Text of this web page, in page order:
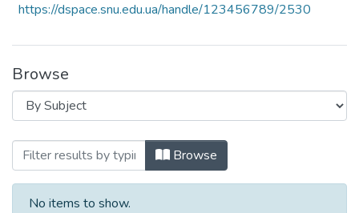
https://dspace.snu.edu.ua/handle/123456789/2530
Browse
Browsing Автореферати (КПУФЖ) by
Browse
No items to show.